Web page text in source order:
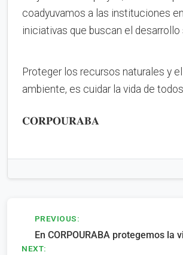
coadyuvamos a las instituciones
iniciativas que buscan el desarrollo
Proteger los recursos naturales y
ambiente, es cuidar la vida de todos.
𝐂𝐎𝐑𝐏𝐎𝐔𝐑𝐀𝐁𝐀
Navegación
de
PREVIOUS:
En CORPOURABA protegemos la
NEXT: